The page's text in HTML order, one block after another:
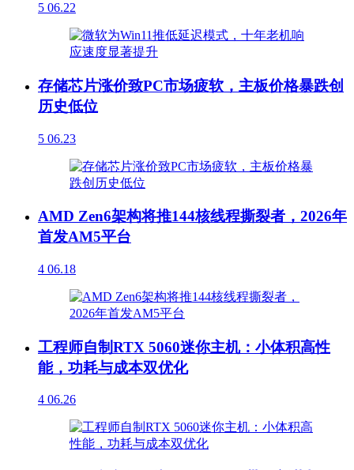
5 06.22
存储芯片涨价致PC市场疲软，主板价格暴跌创
历史低位
5 06.23
AMD Zen6架构将推144核线程撕裂者，2026年
首发AM5平台
4 06.18
工程师自制RTX 5060迷你主机：小体积高性
能，功耗与成本双优化
4 06.26